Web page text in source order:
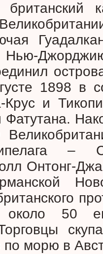
Нью-
1898 в
Крус и
–
Онтонг-
около 50
по морю в